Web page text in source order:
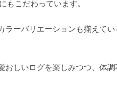
もこだわっています。
ラーバリエーションも揃えて
おしいログを楽しみつつ、体